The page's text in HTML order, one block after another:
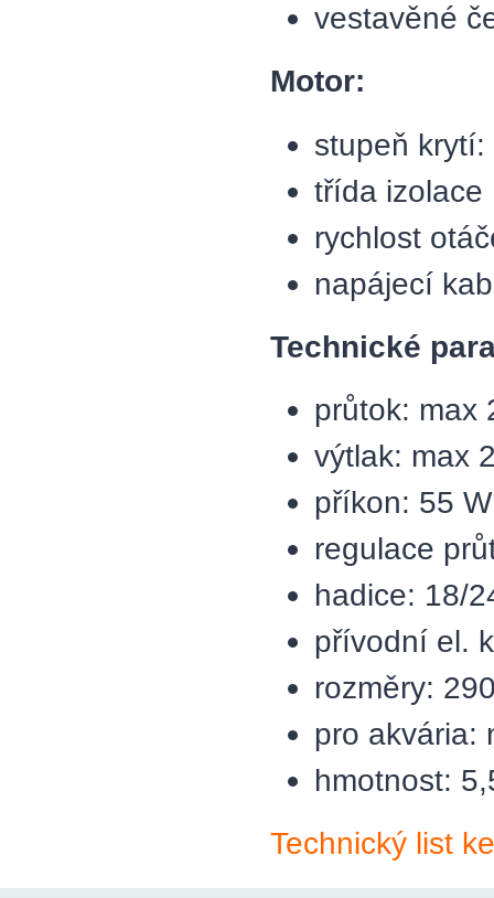
vestavěné
Motor:
stupeň krytí:
třída izolace
rychlost
napájecí
Technické
průtok: max
výtlak: max
příkon: 55 W
regulace
hadice: 18/
přívodní el.
rozměry:
pro akvária:
hmotnost:
Technický list